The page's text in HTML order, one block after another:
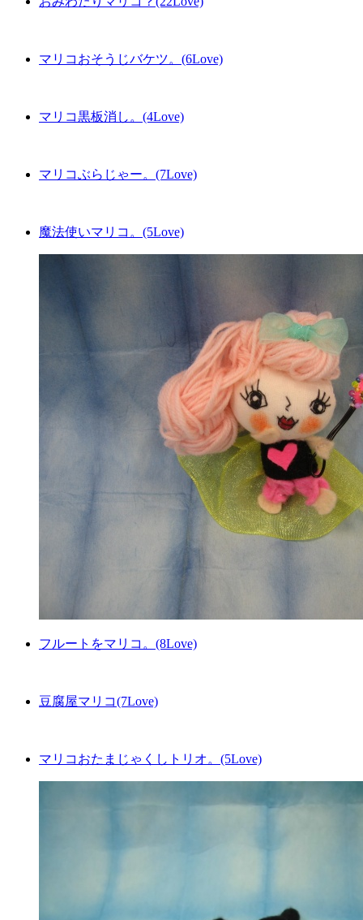
マリコおそうじバケツ。(6Love)
マリコ黒板消し。(4Love)
マリコぶらじゃー。(7Love)
魔法使いマリコ。(5Love)
フルートをマリコ。(8Love)
豆腐屋マリコ(7Love)
マリコおたまじゃくしトリオ。(5Love)